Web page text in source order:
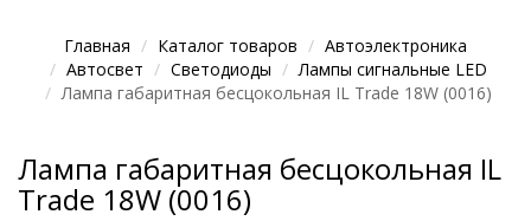
Главная Каталог товаров
Автоэлектроника
Автосвет
Светодиоды
Лампы сигнальные LED
Лампа габаритная бесцокольная IL Trade 18W (0016)
Лампа габаритная бесцокольная IL
Trade 18W (0016)